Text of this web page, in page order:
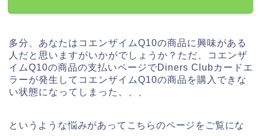
多分、あなたはコエンザイムQ10の商品に興味がある
人だと思いますがいかがでしょうか？ただ、コエンザ
イムQ10の商品の支払いページでDiners Clubカードエ
ラーが発生してコエンザイムQ10の商品を購入できな
い状態になってしまった、、、
というような悩みがあってこちらのページをご覧にな